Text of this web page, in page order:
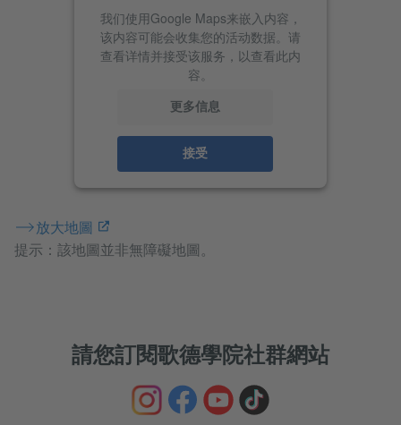
我们使用Google Maps来嵌入内容，
该内容可能会收集您的活动数据。请
查看详情并接受该服务，以查看此内
容。
更多信息
接受
放大地圖
提示：該地圖並非無障礙地圖。
請您訂閱歌德學院社群網站